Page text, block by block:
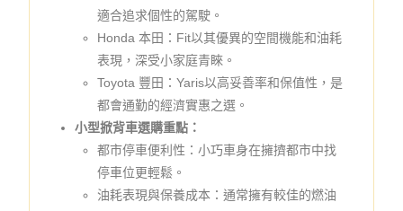
適合追求個性的駕駛。
Honda 本田：Fit以其優異的空間機能和油耗
表現，深受小家庭青睞。
Toyota 豐田：Yaris以高妥善率和保值性，是
都會通勤的經濟實惠之選。
小型掀背車選購重點：
都市停車便利性：小巧車身在擁擠都市中找
停車位更輕鬆。
油耗表現與保養成本：通常擁有較佳的燃油